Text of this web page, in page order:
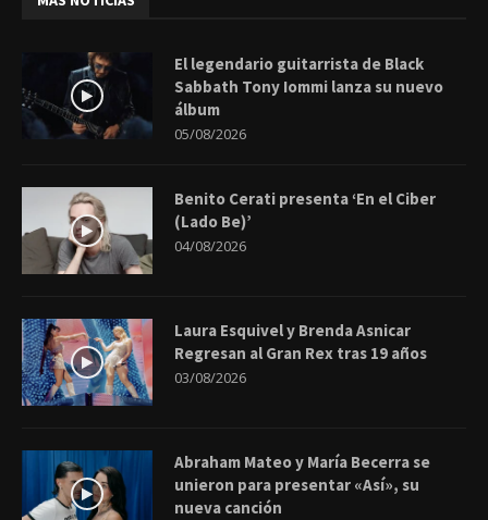
El legendario guitarrista de Black
Sabbath Tony Iommi lanza su nuevo
álbum
05/08/2026
Benito Cerati presenta ‘En el Ciber
(Lado Be)’
04/08/2026
Laura Esquivel y Brenda Asnicar
Regresan al Gran Rex tras 19 años
03/08/2026
Abraham Mateo y María Becerra se
unieron para presentar «Así», su
nueva canción